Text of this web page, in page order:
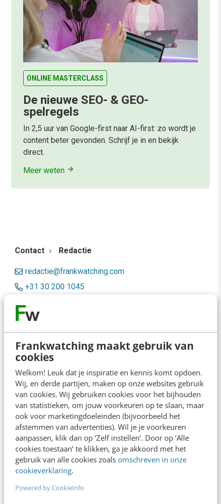
Frankwatching maakt gebruik van
cookies
Welkom! Leuk dat je inspiratie en kennis komt opdoen.
Wij, en derde partijen, maken op onze websites gebruik
van cookies. Wij gebruiken cookies voor het bijhouden
van statistieken, om jouw voorkeuren op te slaan, maar
ook voor marketingdoeleinden (bijvoorbeeld het
afstemmen van advertenties). Wil je je voorkeuren
aanpassen, klik dan op ‘Zelf instellen’. Door op ‘Alle
cookies toestaan’ te klikken, ga je akkoord met het
gebruik van alle cookies zoals omschreven in onze
cookieverklaring.
Powered by CookieInfo
ONLINE MASTERCLASS
De nieuwe SEO- & GEO-
spelregels
In 2,5 uur van Google-first naar AI-first: zo wordt je
content beter gevonden. Schrijf je in en bekijk
direct.
Meer weten
Contact Redactie
redactie@frankwatching.com
+31 30 200 1045
Meer contactopties
Frankwatching
Adverteren
Contact
Nieuwsbrieven
Over ons
Ons team
Werken bij
Whitepapers